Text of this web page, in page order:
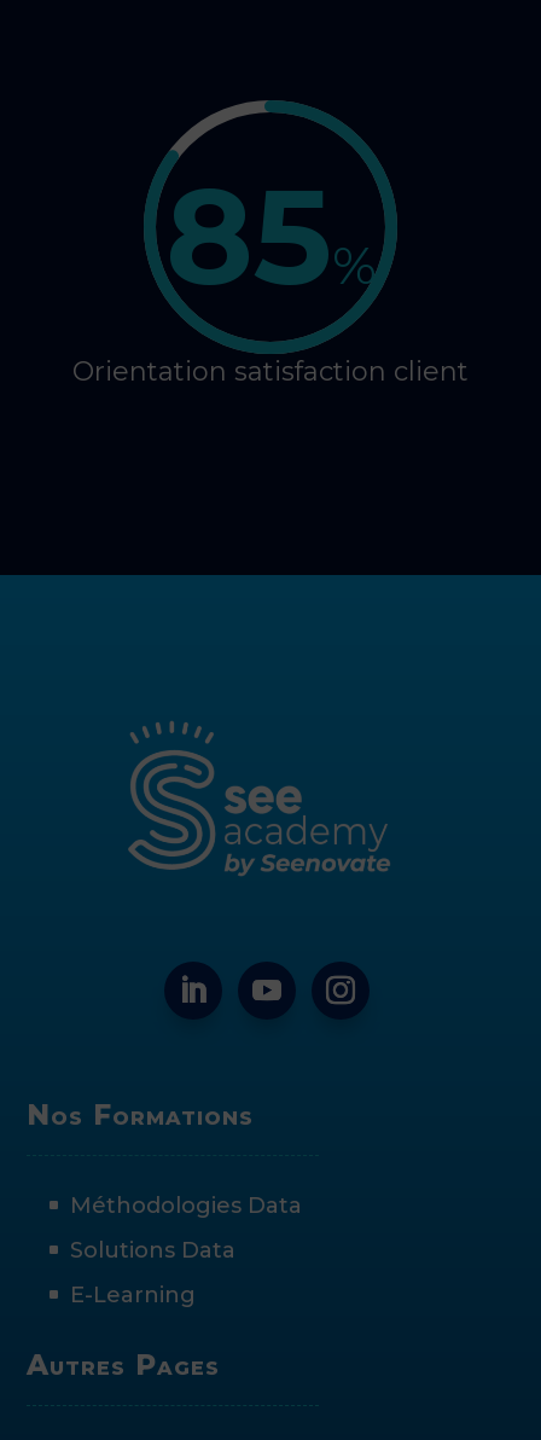
85%
Orientation satisfaction client
Nos Formations
Méthodologies Data
Solutions Data
E-Learning
Autres Pages